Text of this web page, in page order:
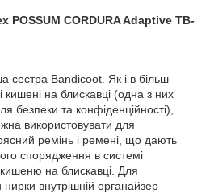
POSSUM CORDURA Adaptive TB-
Bandicoot. Як і в більш
кишені на блискавці (одна з них
безпеки та конфіденційності),
використовувати для
ремінь і ремені, що дають
спорядження в системі
на блискавці. Для
внутрішній органайзер